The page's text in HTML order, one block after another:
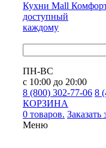
Кухни Mall
доступный
каждому
ПН-ВС
с 10:00 до 20:00
8 (800) 302-77-06 8
КОРЗИНА
0 товаров. Заказать
Меню